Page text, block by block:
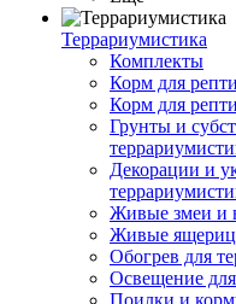
Террариумистика
Комплекты
Корм для
Корм для
Грунты и
Декорации и
Живые змеи и
Живые
Обогрев для
Освещение
Поилки и